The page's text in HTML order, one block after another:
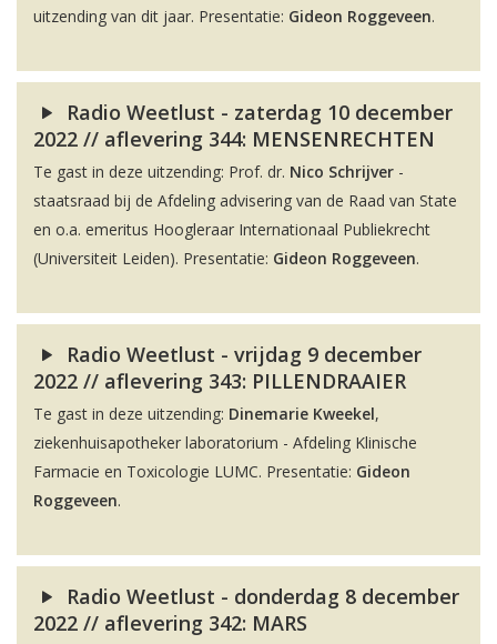
uitzending van dit jaar. Presentatie: Gideon Roggeveen.
Radio Weetlust - zaterdag 10 december
2022 // aflevering 344: MENSENRECHTEN
Te gast in deze uitzending: Prof. dr. Nico Schrijver -
staatsraad bij de Afdeling advisering van de Raad van State
en o.a. emeritus Hoogleraar Internationaal Publiekrecht
(Universiteit Leiden). Presentatie: Gideon Roggeveen.
Radio Weetlust - vrijdag 9 december
2022 // aflevering 343: PILLENDRAAIER
Te gast in deze uitzending: Dinemarie Kweekel,
ziekenhuisapotheker laboratorium - Afdeling Klinische
Farmacie en Toxicologie LUMC. Presentatie: Gideon
Roggeveen.
Radio Weetlust - donderdag 8 december
2022 // aflevering 342: MARS